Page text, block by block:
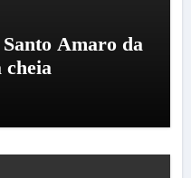
Amaro da